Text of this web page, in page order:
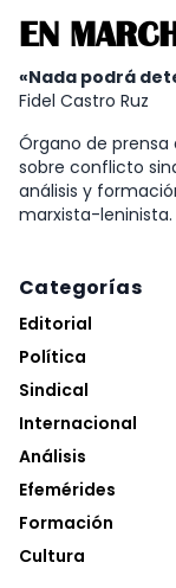
EN
«Nada podrá
Fidel Castro Ruz
Órgano de prensa
sobre conflicto
análisis y
marxista-leninista.
Categorías
Editorial
Política
Sindical
Internacional
Análisis
Efemérides
Formación
Cultura